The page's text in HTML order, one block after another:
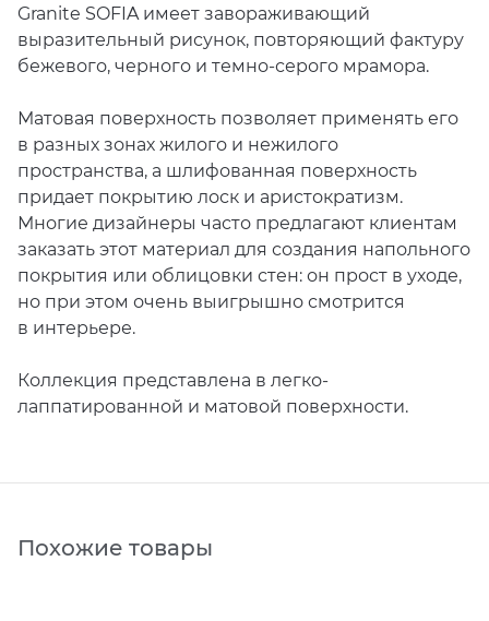
Granite SOFIA имеет завораживающий
выразительный рисунок, повторяющий фактуру
бежевого, черного и темно-серого мрамора.
Матовая поверхность позволяет применять его
в разных зонах жилого и нежилого
пространства, а шлифованная поверхность
придает покрытию лоск и аристократизм.
Многие дизайнеры часто предлагают клиентам
заказать этот материал для создания напольного
покрытия или облицовки стен: он прост в уходе,
но при этом очень выигрышно смотрится
в интерьере.
Коллекция представлена в легко-
лаппатированной и матовой поверхности.
Похожие товары